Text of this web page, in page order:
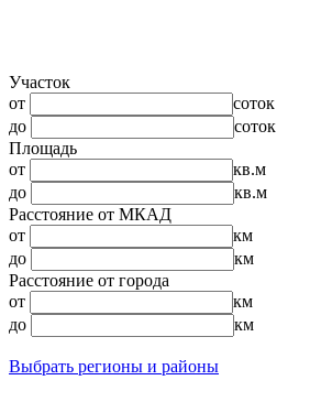
Участок
от
соток
до
соток
Площадь
от
кв.м
до
кв.м
Расстояние от МКАД
от
км
до
км
Расстояние от города
от
км
до
км
Выбрать регионы и районы